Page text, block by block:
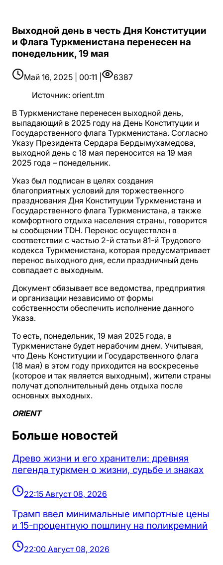
Выходной день в честь Дня Конституции
и Флага Туркменистана перенесен на
понедельник, 19 мая
Май 16, 2025 | 00:11 |
6387
Источник: orient.tm
В Туркменистане перенесен выходной день,
выпадающий в 2025 году на День Конституции и
Государственного флага Туркменистана. Согласно
Указу Президента Сердара Бердымухамедова,
выходной день с 18 мая переносится на 19 мая
2025 года – понедельник.
Указ был подписан в целях создания
благоприятных условий для торжественного
празднования Дня Конституции Туркменистана и
Государственного флага Туркменистана, а также
комфортного отдыха населения страны, говорится
ы сообщении TDH. Перенос осуществлен в
соответствии с частью 2-й статьи 81-й Трудового
кодекса Туркменистана, которая предусматривает
перенос выходного дня, если праздничный день
совпадает с выходным.
Документ обязывает все ведомства, предприятия
и организации независимо от формы
собственности обеспечить исполнение данного
Указа.
То есть, понедельник, 19 мая 2025 года, в
Туркменистане будет нерабочим днем. Учитывая,
что День Конституции и Государственного флага
(18 мая) в этом году приходится на воскресенье
(которое и так является выходным), жители страны
получат дополнительный день отдыха после
основных выходных.
ORIENT
Больше новостей
Древо жизни и его хранители: древняя
легенда туркмен о жизни, судьбе и знаках
22:15 Август 08, 2026
Трамп ввел минимальные импортные цены
и 15-процентную пошлину на поликремний
22:00 Август 08, 2026